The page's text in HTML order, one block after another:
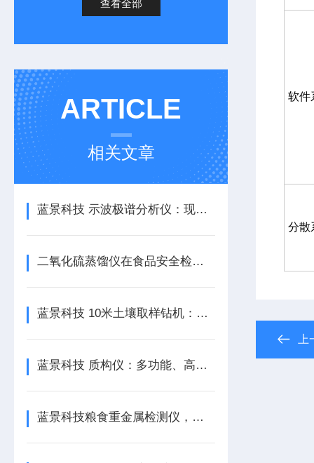
查看全部
ARTICLE
相关文章
蓝景科技 示波极谱分析仪：现代实验室的全能助手
二氧化硫蒸馏仪在食品安全检测中的地位
蓝景科技 10米土壤取样钻机：专业级土壤采样解决方案
蓝景科技 质构仪：多功能、高精度的物性学分析利器
蓝景科技粮食重金属检测仪，筑牢粮食安全防线
软件
分散